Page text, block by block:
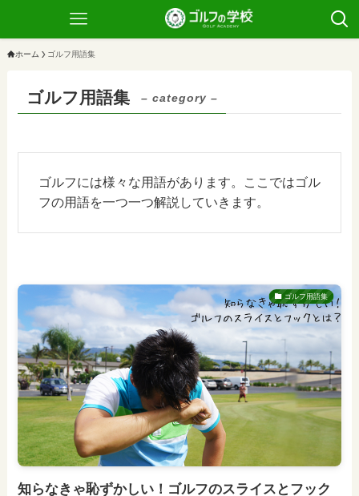
ホーム ゴルフ用語集
ゴルフ用語集 – category –
ゴルフには様々な用語があります。ここではゴル
フの用語を一つ一つ解説していきます。
ゴルフ用語集
知らなきゃ恥ずかしい！ゴルフのスライスとフック